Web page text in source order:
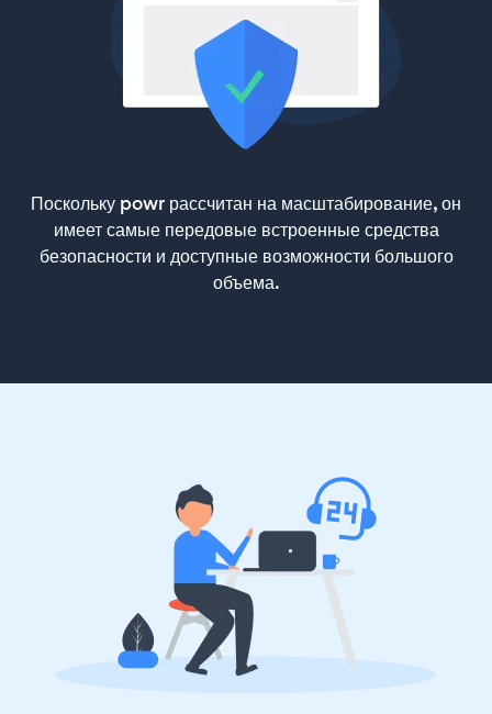
Поскольку powr рассчитан на масштабирование, он
имеет самые передовые встроенные средства
безопасности и доступные возможности большого
объема.